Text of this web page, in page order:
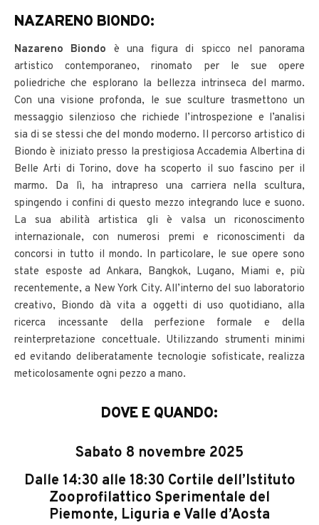
NAZARENO BIONDO:
Nazareno Biondo è una figura di spicco nel panorama
artistico contemporaneo, rinomato per le sue opere
poliedriche che esplorano la bellezza intrinseca del marmo.
Con una visione profonda, le sue sculture trasmettono un
messaggio silenzioso che richiede l’introspezione e l’analisi
sia di se stessi che del mondo moderno. Il percorso artistico di
Biondo è iniziato presso la prestigiosa Accademia Albertina di
Belle Arti di Torino, dove ha scoperto il suo fascino per il
marmo. Da lì, ha intrapreso una carriera nella scultura,
spingendo i confini di questo mezzo integrando luce e suono.
La sua abilità artistica gli è valsa un riconoscimento
internazionale, con numerosi premi e riconoscimenti da
concorsi in tutto il mondo. In particolare, le sue opere sono
state esposte ad Ankara, Bangkok, Lugano, Miami e, più
recentemente, a New York City. All’interno del suo laboratorio
creativo, Biondo dà vita a oggetti di uso quotidiano, alla
ricerca incessante della perfezione formale e della
reinterpretazione concettuale. Utilizzando strumenti minimi
ed evitando deliberatamente tecnologie sofisticate, realizza
meticolosamente ogni pezzo a mano.
DOVE E QUANDO:
Sabato 8 novembre 2025
Dalle 14:30 alle 18:30 Cortile dell’Istituto
Zooprofilattico Sperimentale del
Piemonte, Liguria e Valle d’Aosta